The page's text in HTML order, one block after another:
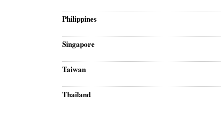
Philippines
Singapore
Taiwan
Thailand